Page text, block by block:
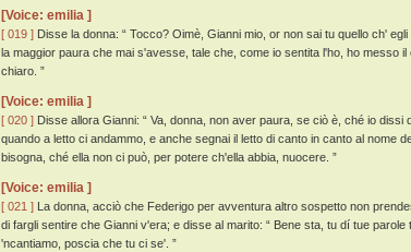
[Voice: emilia ]
[ 019 ] Disse la donna: “ Tocco? Oimè, Gianni mio, or non sai tu quello ch'
la maggior paura che mai s'avesse, tale che, come io sentita l'ho, ho messo
chiaro. ”
[Voice: emilia ]
[ 020 ] Disse allora Gianni: “ Va, donna, non aver paura, se ciò è, ché io dissi
quando a letto ci andammo, e anche segnai il letto di canto in canto al nome
bisogna, ché ella non ci può, per potere ch'ella abbia, nuocere. ”
[Voice: emilia ]
[ 021 ] La donna, acciò che Federigo per avventura altro sospetto non
di fargli sentire che Gianni v'era; e disse al marito: “ Bene sta, tu dí tue
'ncantiamo, poscia che tu ci se'. ”